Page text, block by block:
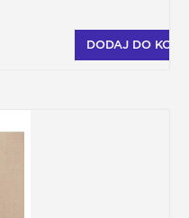
DODAJ DO